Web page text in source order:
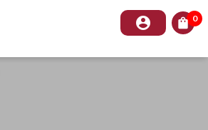
account_circle shopping_bag 0